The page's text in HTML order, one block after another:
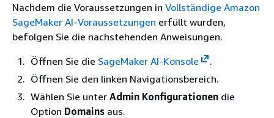
Nachdem die Voraussetzungen in Vollständige Amazon
SageMaker AI-Voraussetzungen erfüllt wurden,
befolgen Sie die nachstehenden Anweisungen.
Öffnen Sie die SageMaker AI-Konsole
.
Öffnen Sie den linken Navigationsbereich.
Wählen Sie unter Admin Konfigurationen die
Option Domains aus.